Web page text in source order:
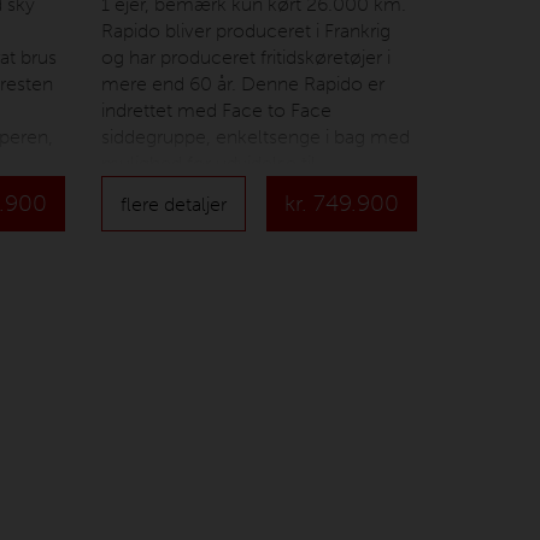
brus
så
Rapido bliver produceret i Frankrig
og har produceret fritidskøretøjer i
mere end 60 år. Denne Rapido er
indrettet med Face to Face
dobbeltseng, hæve sænke seng over
siddegruppe, køkken med stort
flere detaljer kr. 749.900